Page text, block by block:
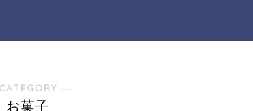
―
お菓子